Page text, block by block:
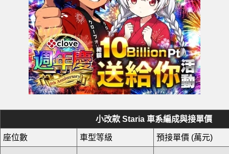
小改款 Staria 車系編成與接單價
座位數 車型等級 預接單價 (萬元)